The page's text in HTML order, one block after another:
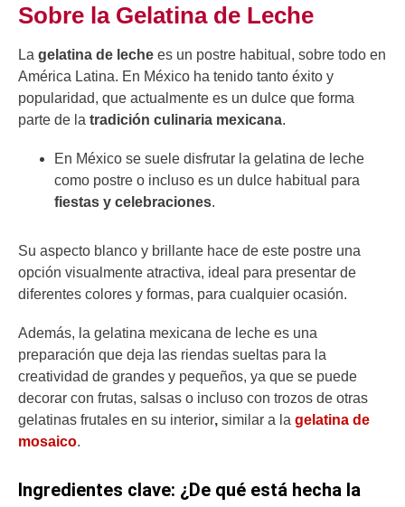
Sobre la Gelatina de Leche
La gelatina de leche es un postre habitual, sobre todo en
América Latina. En México ha tenido tanto éxito y
popularidad, que actualmente es un dulce que forma
parte de la tradición culinaria mexicana.
En México se suele disfrutar la gelatina de leche
como postre o incluso es un dulce habitual para
fiestas y celebraciones.
Su aspecto blanco y brillante hace de este postre una
opción visualmente atractiva, ideal para presentar de
diferentes colores y formas, para cualquier ocasión.
Además, la gelatina mexicana de leche es una
preparación que deja las riendas sueltas para la
creatividad de grandes y pequeños, ya que se puede
decorar con frutas, salsas o incluso con trozos de otras
gelatinas frutales en su interior, similar a la gelatina de
mosaico.
Ingredientes clave: ¿De qué está hecha la